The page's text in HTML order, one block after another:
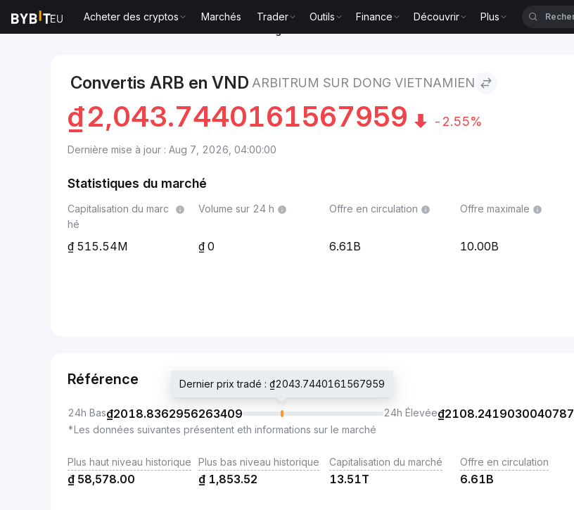
Acheter des cryptos Marchés Trader Outils Finance Découvrir Plus
Convertis ARB en VND ARBITRUM SUR DONG VIETNAMIEN
₫2,043.7440161567959 -2.55%
Dernière mise à jour : Aug 7, 2026, 04:00:00
Statistiques du marché
Capitalisation du marc
hé
515.54M
Volume sur 24 h
0
Offre en circulation
6.61B
Offre maximale
10.00B
Référence
24h Bas₫2018.8362956263409
Dernier prix tradé : ₫2043.7440161567959
24h Élevée₫2108.2419030040787
*Les données suivantes présentent eth informations sur le marché
Plus haut niveau historique
₫ 58,578.00
Plus bas niveau historique
₫ 1,853.52
Capitalisation du marché
13.51T
Offre en circulation
6.61B